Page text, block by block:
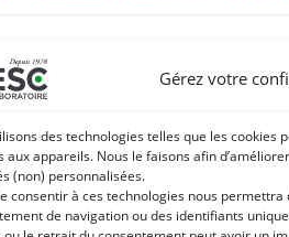
Gérez votre
des technologies telles que les
aux appareils. Nous le faisons afin
(non) personnalisées.
consentir à ces technologies nous
de navigation ou des identifiants
brillance et vitalité aux
actifs doux et non agressifs et
coco nourrit et lisse la fibre capillaire.
et vitalité aux poils et aux crins.